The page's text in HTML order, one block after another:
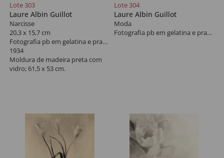
Lote 303
Laure Albin Guillot
Narcisse
20,3 x 15,7 cm
Fotografia pb em gelatina e prata sobre papel
1934
Moldura de madeira preta com
vidro; 61,5 x 53 cm.
Lote 304
Laure Albin Guillot
Moda
Fotografia pb em gelatina e prata sobre papel